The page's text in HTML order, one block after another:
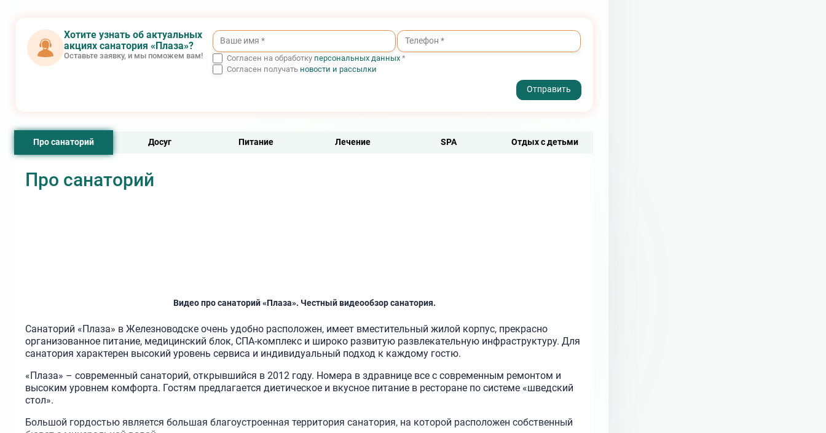
Хотите узнать об актуальных
акциях санатория «Плаза»?
Оставьте заявку, и мы поможем вам! Согласен на обработку персональных данных *
Согласен получать новости и рассылки
Про санаторий Досуг Питание Лечение SPA Отдых с детьми
Про санаторий
Видео про санаторий «Плаза». Честный видеообзор санатория.
Санаторий «Плаза» в Железноводске очень удобно расположен, имеет вместительный жилой корпус, прекрасно
организованное питание, медицинский блок, СПА-комплекс и широко развитую развлекательную инфраструктуру. Для
санатория характерен высокий уровень сервиса и индивидуальный подход к каждому гостю.
«Плаза» – современный санаторий, открывшийся в 2012 году. Номера в здравнице все с современным ремонтом и
высоким уровнем комфорта. Гостям предлагается диетическое и вкусное питание в ресторане по системе «шведский
стол».
Большой гордостью является большая благоустроенная территория санатория, на которой расположен собственный